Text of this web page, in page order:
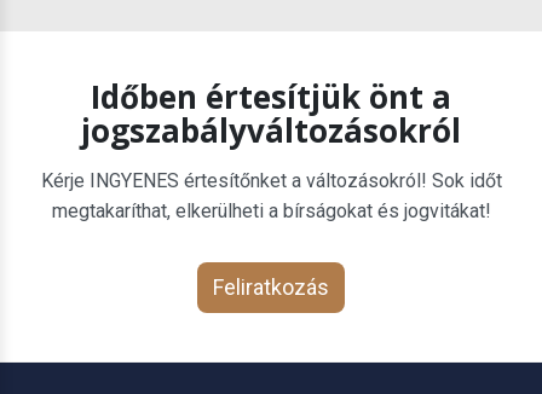
Időben értesítjük önt a
jogszabályváltozásokról
Kérje INGYENES értesítőnket a változásokról! Sok időt
megtakaríthat, elkerülheti a bírságokat és jogvitákat!
Feliratkozás